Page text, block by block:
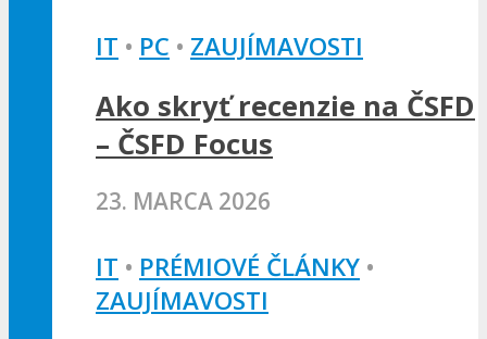
IT • PC • ZAUJÍMAVOSTI
Ako skryť recenzie na ČSFD
– ČSFD Focus
23. MARCA 2026
IT • PRÉMIOVÉ ČLÁNKY •
ZAUJÍMAVOSTI